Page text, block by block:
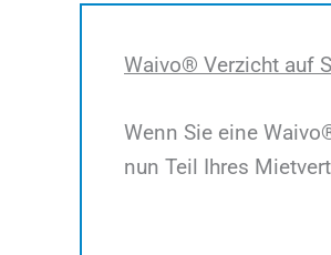
Waivo® Verzicht auf
Wenn Sie eine
nun Teil Ihres